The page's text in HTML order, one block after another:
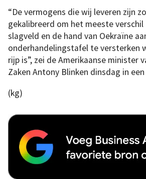
“De vermogens die wij leveren zijn
gekalibreerd om het meeste
slagveld en de hand van Oekraïne
onderhandelingstafel te versterken
rijp is”, zei de Amerikaanse minister
Zaken Antony Blinken dinsdag in
(kg)